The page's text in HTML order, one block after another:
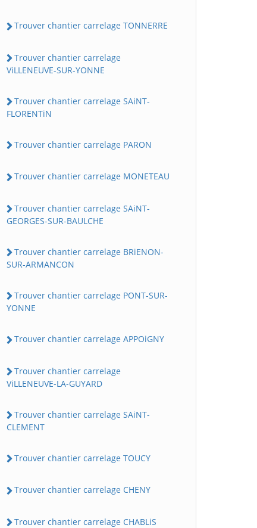
Trouver chantier carrelage TONNERRE
Trouver chantier carrelage
ViLLENEUVE-SUR-YONNE
Trouver chantier carrelage SAiNT-
FLORENTiN
Trouver chantier carrelage PARON
Trouver chantier carrelage MONETEAU
Trouver chantier carrelage SAiNT-
GEORGES-SUR-BAULCHE
Trouver chantier carrelage BRiENON-
SUR-ARMANCON
Trouver chantier carrelage PONT-SUR-
YONNE
Trouver chantier carrelage APPOiGNY
Trouver chantier carrelage
ViLLENEUVE-LA-GUYARD
Trouver chantier carrelage SAiNT-
CLEMENT
Trouver chantier carrelage TOUCY
Trouver chantier carrelage CHENY
Trouver chantier carrelage CHABLiS